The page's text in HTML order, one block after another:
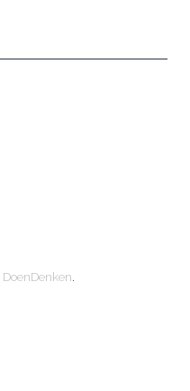
DoenDenken.